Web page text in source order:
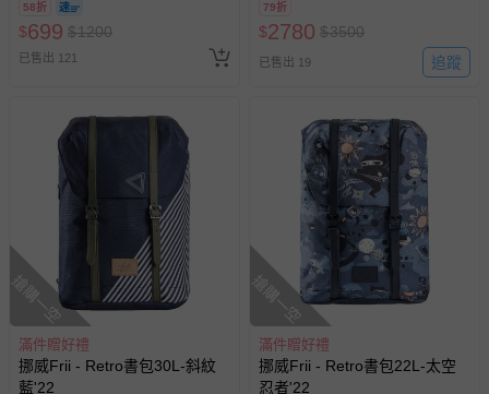
期作廢) (兒童票(2歲以上)贈一
名陪伴成人)
58折
$699 $1200
已售出 121
79折
$2780 $3500
已售出 19 追蹤
搶購一空
滿件贈好禮
挪威Frii - Retro書包30L-斜紋
藍'22
搶購一空
滿件贈好禮
挪威Frii - Retro書包22L-太空
忍者'22